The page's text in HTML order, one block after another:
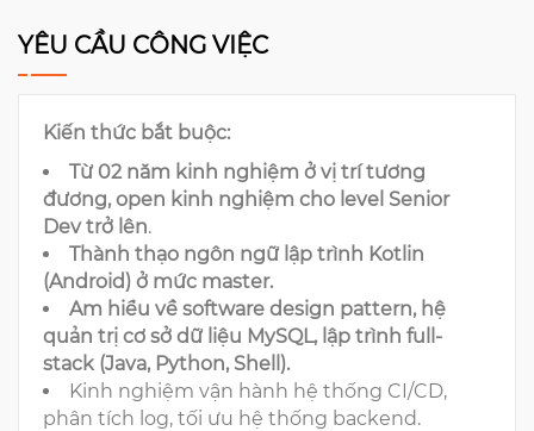
YÊU CẦU CÔNG VIỆC
Kiến thức bắt buộc:
Từ 02 năm kinh nghiệm ở vị trí tương
đương, open kinh nghiệm cho level Senior
Dev trở lên.
Thành thạo ngôn ngữ lập trình Kotlin
(Android) ở mức master.
Am hiểu về software design pattern, hệ
quản trị cơ sở dữ liệu MySQL, lập trình full-
stack (Java, Python, Shell).
Kinh nghiệm vận hành hệ thống CI/CD,
phân tích log, tối ưu hệ thống backend.